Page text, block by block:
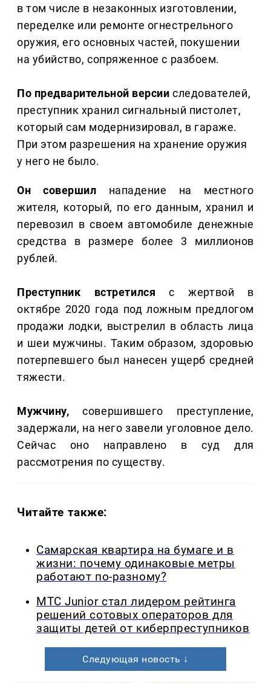
в том числе в незаконных изготовлении,
переделке или ремонте огнестрельного
оружия, его основных частей, покушении
на убийство, сопряженное с разбоем.
По предварительной версии следователей,
преступник хранил сигнальный пистолет,
который сам модернизировал, в гараже.
При этом разрешения на хранение оружия
у него не было.
Он совершил нападение на местного
жителя, который, по его данным, хранил и
перевозил в своем автомобиле денежные
средства в размере более 3 миллионов
рублей.
Преступник встретился с жертвой в
октябре 2020 года под ложным предлогом
продажи лодки, выстрелил в область лица
и шеи мужчины. Таким образом, здоровью
потерпевшего был нанесен ущерб средней
тяжести.
Мужчину, совершившего преступление,
задержали, на него завели уголовное дело.
Сейчас оно направлено в суд для
рассмотрения по существу.
Читайте также:
Самарская квартира на бумаге и в
жизни: почему одинаковые метры
работают по-разному?
МТС Junior стал лидером рейтинга
решений сотовых операторов для
защиты детей от киберпреступников
Следующая новость ↓